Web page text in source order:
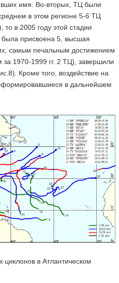
имя. Во-вторых, ТЦ были
в этом регионе 5-6 ТЦ
то в 2005 году этой стадии
была присвоена 5, высшая
самым печальным достижением
1970-1999 гг. 2 ТЦ), завершили
Кроме того, воздействие на
в дальнейшем
циклонов в Атлантическом